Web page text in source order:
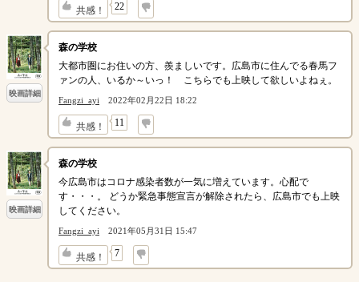
共感！ 22
↓
映画詳細
森の学校
大都市圏にお住いの方、羨ましいです。広島市に住んでる春馬フ
ァンの人、いるか～いっ！ こちらでも上映して欲しいよねぇ。
Fangzi_ayi 2022年02月22日 18:22
共感！ 11
↓
映画詳細
森の学校
今広島市はコロナ感染者数が一気に増えています。心配で
す・・・。 どうか緊急事態宣言が解除されたら、広島市でも上映
してください。
Fangzi_ayi 2021年05月31日 15:47
共感！ 7
↓